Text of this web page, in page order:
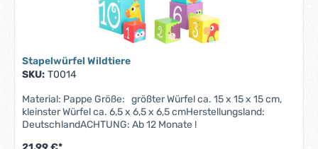
Stapelwürfel Wildtiere
SKU: T0014
Material: Pappe Größe: größter Würfel ca. 15 x 15 x 15 cm,
kleinster Würfel ca. 6,5 x 6,5 x 6,5 cmHerstellungsland:
DeutschlandACHTUNG: Ab 12 Monate !